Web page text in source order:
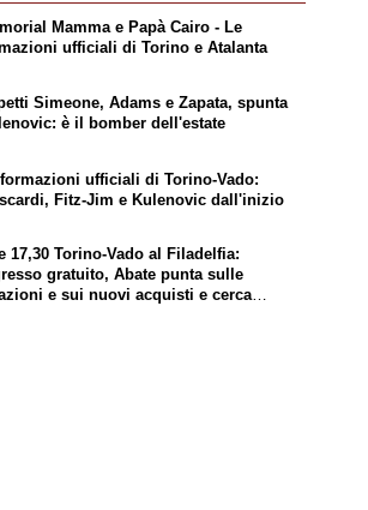
Mamma e Papà Cairo - Le
ufficiali di Torino e Atalanta
Simeone, Adams e Zapata, spunta
è il bomber dell'estate
ufficiali di Torino-Vado:
Fitz-Jim e Kulenovic dall'inizio
17,30 Torino-Vado al Filadelfia:
gratuito, Abate punta sulle
e sui nuovi acquisti e cerca